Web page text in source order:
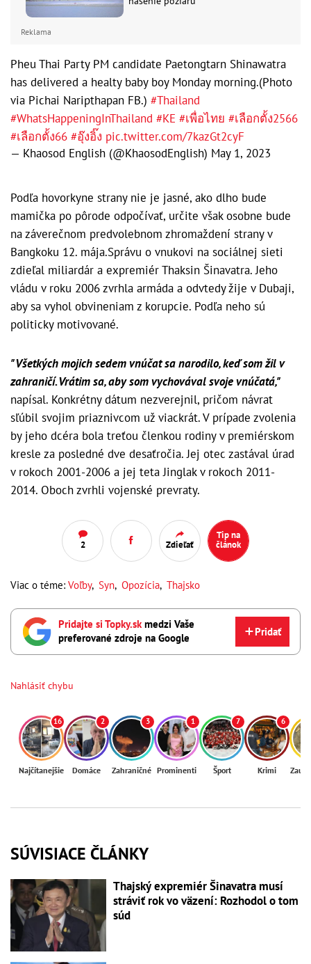
Reklama
Pheu Thai Party PM candidate Paetongtarn Shinawatra
has delivered a healty baby boy Monday morning.(Photo
via Pichai Naripthapan FB.) #Thailand
#WhatsHappeningInThailand #KE #เพื่อไทย #เลือกตั้ง2566
#เลือกตั้ง66 #อุ๊งอิ๊ง pic.twitter.com/7kazGt2cyF
— Khaosod English (@KhaosodEnglish) May 1, 2023
Podľa hovorkyne strany nie je jasné, ako dlho bude
mamička po pôrode odpočívať, určite však osobne bude
na záverečnom predvolebnom zhromaždení strany v
Bangkoku 12. mája.Správu o vnukovi na sociálnej sieti
zdieľal miliardár a expremiér Thaksin Šinavatra. Jeho
vládu v roku 2006 zvrhla armáda a odvtedy žije v Dubaji,
aby sa vyhol obvineniam z korupcie. Podľa neho sú
politicky motivované.
"Všetkých mojich sedem vnúčat sa narodilo, keď som žil v
zahraničí. Vrátim sa, aby som vychovával svoje vnúčatá,"
napísal. Konkrétny dátum nezverejnil, pričom návrat
sľúbil svojim priaznivcom už viackrát. V prípade zvolenia
by jeho dcéra bola treťou členkou rodiny v premiérskom
kresle za posledné dve desaťročia. Jej otec zastával úrad
v rokoch 2001-2006 a jej teta Jinglak v rokoch 2011-
2014. Oboch zvrhli vojenské prevraty.
2 Zdieľať
Tip na
článok
Viac o téme: Voľby, Syn, Opozícia, Thajsko
Pridajte si Topky.skmedzi Vaše
preferované zdroje na Google
Pridať
Nahlásiť chybu
16
Najčítanejšie
2
Domáce
3
Zahraničné
1
Prominenti
7
Šport
6
Krimi
SÚVISIACE ČLÁNKY
Thajský expremiér Šinavatra musí
stráviť rok vo väzení: Rozhodol o tom
súd